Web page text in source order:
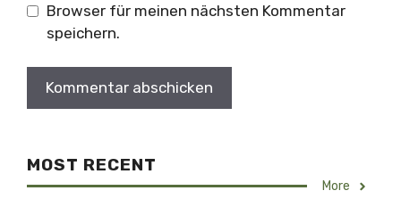
Browser für meinen nächsten Kommentar
speichern.
MOST RECENT
More